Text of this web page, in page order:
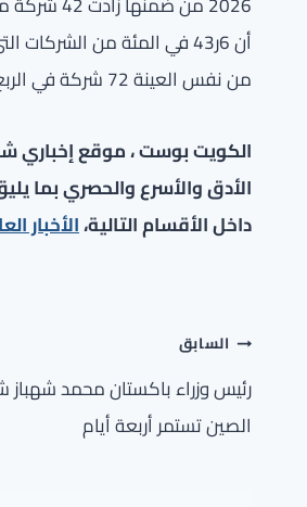
أن 6ر43 في المئة من
من نفس العينة 72 شركة في الربع الأول من عام 2025.
الكويت بوست ، موقع إخباري
الأدق والأسرع والحصري بما
داخل الأقسام التالية،الأخبار
تصفّح
المقالات
السابق
رئيس وزراء باكستان محمد شهباز
الصين تستمر أربعة أيام